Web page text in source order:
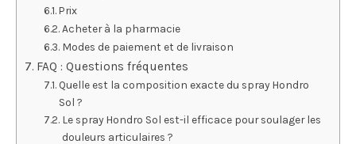
Prix
Acheter à la pharmacie
Modes de paiement et de livraison
FAQ : Questions fréquentes
Quelle est la composition exacte du spray Hondro
Sol ?
Le spray Hondro Sol est-il efficace pour soulager les
douleurs articulaires ?